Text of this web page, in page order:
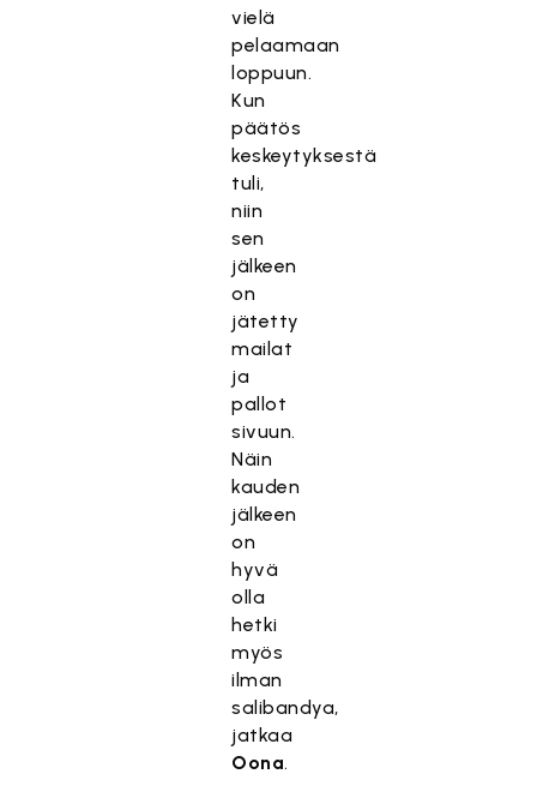
vielä
pelaamaan
loppuun.
Kun
päätös
keskeytyksestä
tuli,
niin
sen
jälkeen
on
jätetty
mailat
ja
pallot
sivuun.
Näin
kauden
jälkeen
on
hyvä
olla
hetki
myös
ilman
salibandya,
jatkaa
Oona.